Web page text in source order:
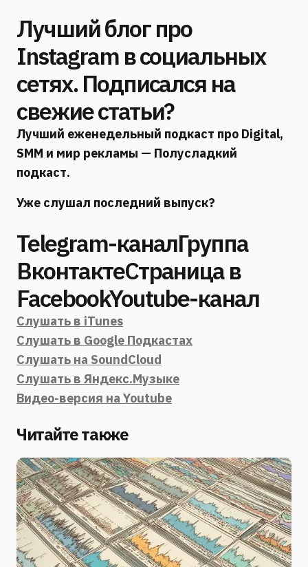
Лучший блог про
Instagram в социальных
сетях. Подписался на
свежие статьи?
Лучший еженедельный подкаст про Digital,
SMM и мир рекламы — Полусладкий
подкаст.
Уже слушал последний выпуск?
Telegram-каналГруппа
ВконтактеСтраница в
FacebookYoutube-канал
Слушать в iTunes
Слушать в Google Подкастах
Слушать на SoundCloud
Слушать в Яндекс.Музыке
Видео-версия на Youtube
Читайте также